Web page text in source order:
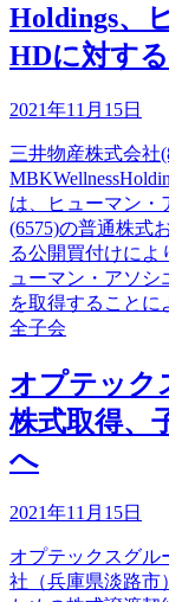
Holdings、
HDに対す
2021年11月15日
三井物産株式会社
は、ヒューマン・
(6575)の普通株式
る公開買付けによ
ューマン・アソ
を取得すること
全子会
オプテック
株式取得、
へ
2021年11月15日
オプテックスグル
社（兵庫県淡路市